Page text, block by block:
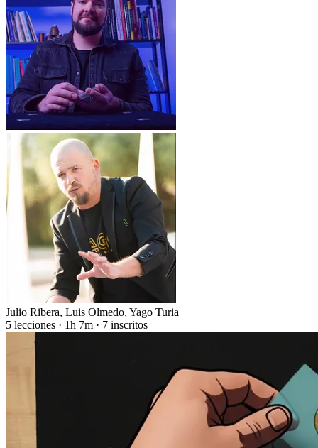
Julio Ribera, Luis Olmedo, Yago Turia
5 lecciones · 1h 7m · 7 inscritos